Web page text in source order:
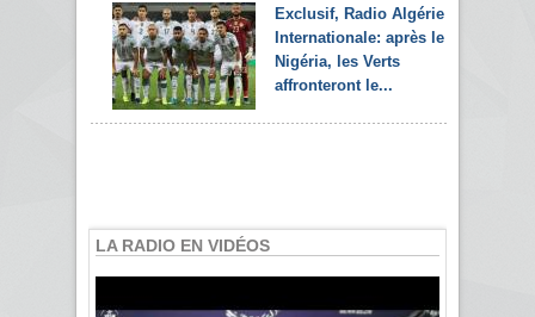
Exclusif, Radio Algérie
Internationale: après le
Nigéria, les Verts
affronteront le...
LA RADIO EN VIDÉOS